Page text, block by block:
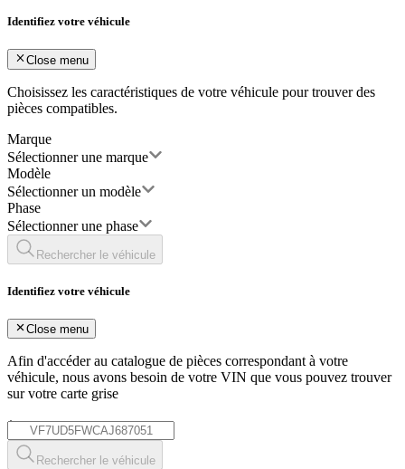
Identifiez votre véhicule
Close menu
Choisissez les caractéristiques de votre véhicule pour trouver des
pièces compatibles.
Marque
Sélectionner une marque
Modèle
Sélectionner un modèle
Phase
Sélectionner une phase
Rechercher le véhicule
Identifiez votre véhicule
Close menu
Afin d'accéder au catalogue de pièces correspondant à votre
véhicule, nous avons besoin de votre VIN que vous pouvez trouver
sur votre carte grise
*
Rechercher le véhicule